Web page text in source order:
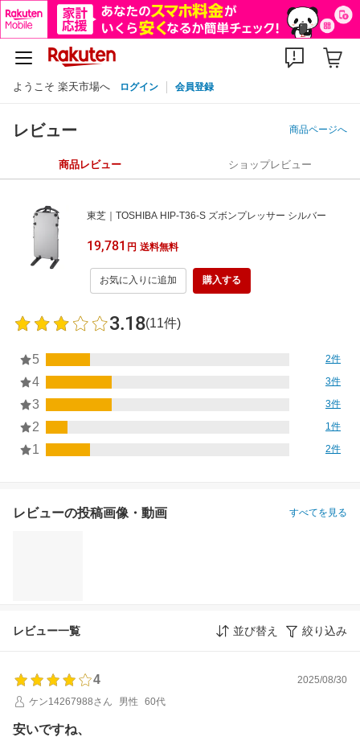
ようこそ 楽天市場へ ログイン 会員登録
レビュー 商品ページへ
商品レビュー ショップレビュー
東芝｜TOSHIBA HIP-T36-S ズボンプレッサー シルバー
19,781 円 送料無料
お気に入りに追加 購入する
3.18(11件)
5 2件
4 3件
3 3件
2 1件
1 2件
レビューの投稿画像・動画 すべてを見る
レビュー一覧 並び替え 絞り込み
4
2025/08/30
ケン14267988さん
男性 60代
安いですね、